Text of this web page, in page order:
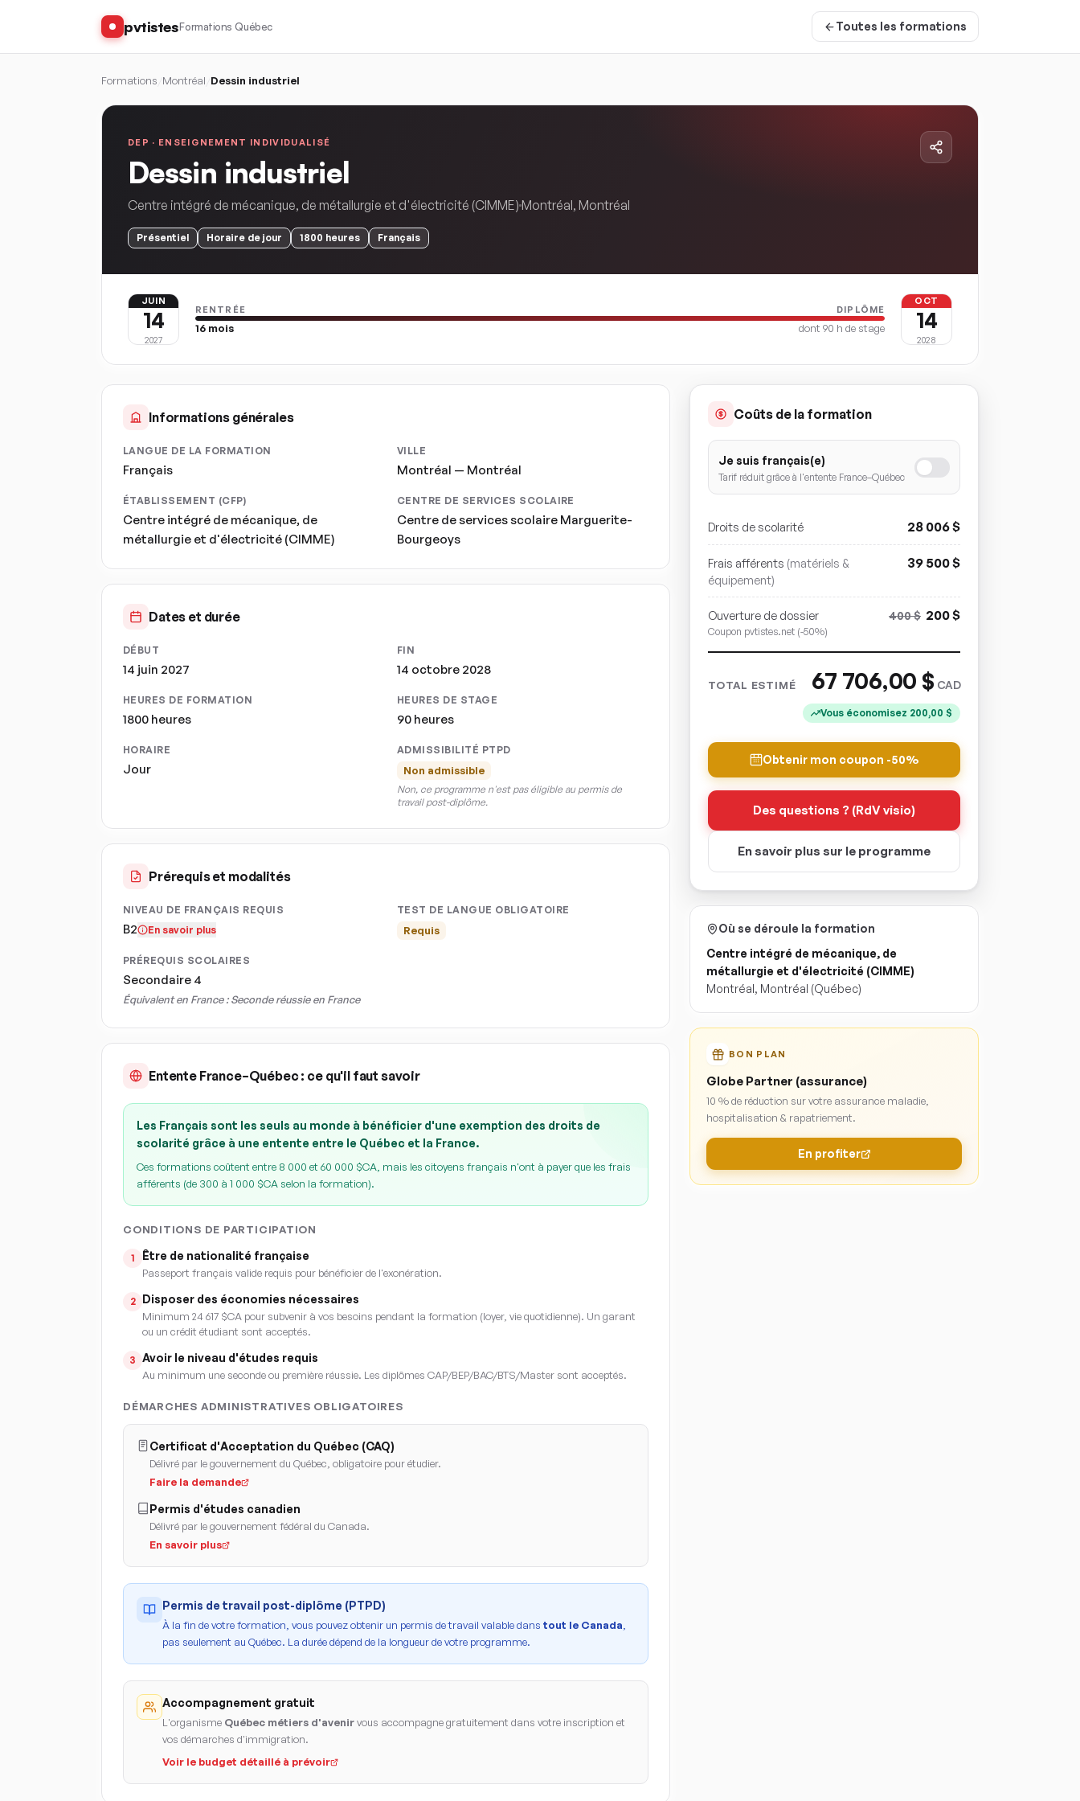
pvtistesFormations Québec Toutes les formations
Formations Montréal Dessin industriel
DEP · ENSEIGNEMENT INDIVIDUALISÉ
Dessin industriel
Centre intégré de mécanique, de métallurgie et d'électricité (CIMME) Montréal, Montréal
Présentiel Horaire de jour 1800 heures Français
JUIN
14
2027
RENTRÉE DIPLÔME
16 mois dont 90 h de stage
OCT
14
2028
Informations générales
LANGUE DE LA FORMATION
Français
VILLE
Montréal — Montréal
ÉTABLISSEMENT (CFP)
Centre intégré de mécanique, de
métallurgie et d'électricité (CIMME)
CENTRE DE SERVICES SCOLAIRE
Centre de services scolaire Marguerite-
Bourgeoys
Dates et durée
DÉBUT
14 juin 2027
FIN
14 octobre 2028
HEURES DE FORMATION
1800 heures
HEURES DE STAGE
90 heures
HORAIRE
Jour
ADMISSIBILITÉ PTPD
Non admissible
Non, ce programme n'est pas éligible au permis de
travail post-diplôme.
Prérequis et modalités
NIVEAU DE FRANÇAIS REQUIS
B2 En savoir plus
TEST DE LANGUE OBLIGATOIRE
Requis
PRÉREQUIS SCOLAIRES
Secondaire 4
Équivalent en France :Seconde réussie en France
Entente France–Québec : ce qu'il faut savoir
Les Français sont les seuls au monde à bénéficier d'une exemption des droits de
scolarité grâce à une entente entre le Québec et la France.
Ces formations coûtent entre 8 000 et 60 000 $CA, mais les citoyens français n'ont à payer que les frais
afférents (de 300 à 1 000 $CA selon la formation).
CONDITIONS DE PARTICIPATION
1 Être de nationalité française
Passeport français valide requis pour bénéficier de l'exonération.
2 Disposer des économies nécessaires
Minimum 24 617 $CA pour subvenir à vos besoins pendant la formation (loyer, vie quotidienne). Un garant
ou un crédit étudiant sont acceptés.
3 Avoir le niveau d'études requis
Au minimum une seconde ou première réussie. Les diplômes CAP/BEP/BAC/BTS/Master sont acceptés.
DÉMARCHES ADMINISTRATIVES OBLIGATOIRES
Certificat d'Acceptation du Québec (CAQ)
Délivré par le gouvernement du Québec, obligatoire pour étudier.
Faire la demande
Permis d'études canadien
Délivré par le gouvernement fédéral du Canada.
En savoir plus
Permis de travail post-diplôme (PTPD)
À la fin de votre formation, vous pouvez obtenir un permis de travail valable dans tout le Canada
pas seulement au Québec. La durée dépend de la longueur de votre programme.
Accompagnement gratuit
L'organisme Québec métiers d'avenirvous accompagne gratuitement dans votre inscription et
vos démarches d'immigration.
Voir le budget détaillé à prévoir
Coûts de la formation
Je suis français(e)
Tarif réduit grâce à l'entente France–Québec
Droits de scolarité 28 006$
Frais afférents (matériels &
équipement)
39 500$
Ouverture de dossier
Coupon pvtistes.net (-50%)
400$ 200$
TOTAL ESTIMÉ 67 706,00 $ CAD
Vous économisez 200,00 $
Obtenir mon coupon -50%
Des questions ? (RdV visio)
En savoir plus sur le programme
Où se déroule la formation
Centre intégré de mécanique, de
métallurgie et d'électricité (CIMME)
Montréal, Montréal (Québec)
BON PLAN
Globe Partner (assurance)
10 % de réduction sur votre assurance maladie,
hospitalisation & rapatriement.
En profiter